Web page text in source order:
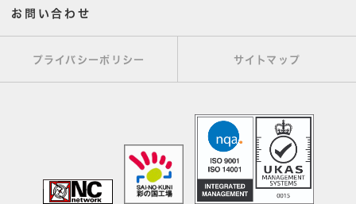
お問い合わせ
プライバシーポリシー サイトマップ